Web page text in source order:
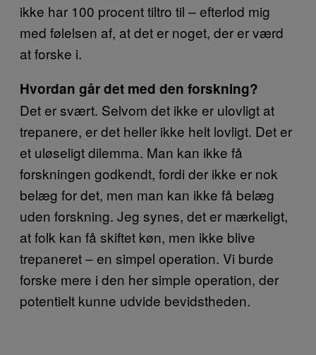
ikke har 100 procent tiltro til – efterlod mig
med følelsen af, at det er noget, der er værd
at forske i.
Hvordan går det med den forskning?
Det er svært. Selvom det ikke er ulovligt at
trepanere, er det heller ikke helt lovligt. Det er
et uløseligt dilemma. Man kan ikke få
forskningen godkendt, fordi der ikke er nok
belæg for det, men man kan ikke få belæg
uden forskning. Jeg synes, det er mærkeligt,
at folk kan få skiftet køn, men ikke blive
trepaneret – en simpel operation. Vi burde
forske mere i den her simple operation, der
potentielt kunne udvide bevidstheden.